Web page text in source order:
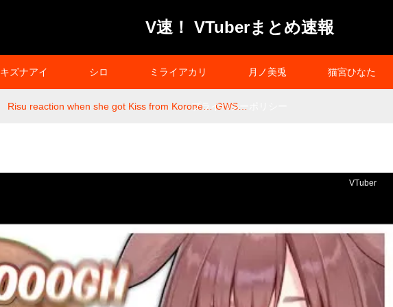
V速！ VTuberまとめ速報
キズナアイ シロ ミライアカリ 月ノ美兎 猫宮ひなた
プライバシーポリシー
Risu reaction when she got Kiss from Korone… GWS…
VTuber